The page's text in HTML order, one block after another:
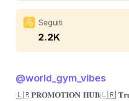
Seguiti
2.2K
@world_gym_vibes
🇱🇷𝐏𝐑𝐎𝐌𝐎𝐓𝐈𝐎𝐍 𝐇𝐔𝐁🇱🇷